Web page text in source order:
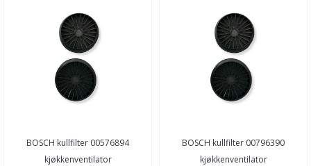
BOSCH kullfilter 00576894
kjøkkenventilator
BOSCH kullfilter 00796390
kjøkkenventilator